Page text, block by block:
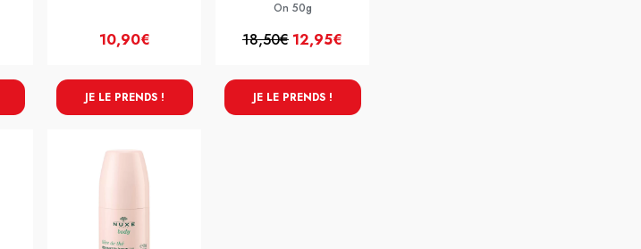
10,90€
JE LE PRENDS !
On 50g
18,50€ 12,95€
JE LE PRENDS !